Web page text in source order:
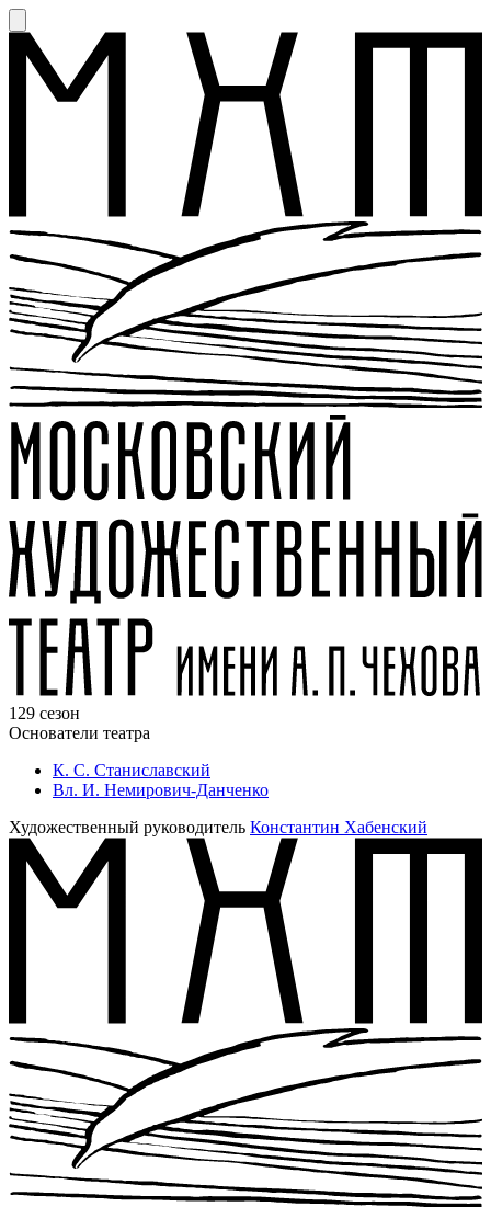
129 сезон
Основатели театра
К. С. Станиславский
Вл. И. Немирович-Данченко
Художественный руководитель Константин Хабенский